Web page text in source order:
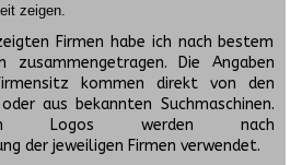
zeigen.
Firmen habe ich nach bestem
zusammengetragen. Die Angaben
kommen direkt von den
aus bekannten Suchmaschinen.
Logos werden nach
der jeweiligen Firmen verwendet.